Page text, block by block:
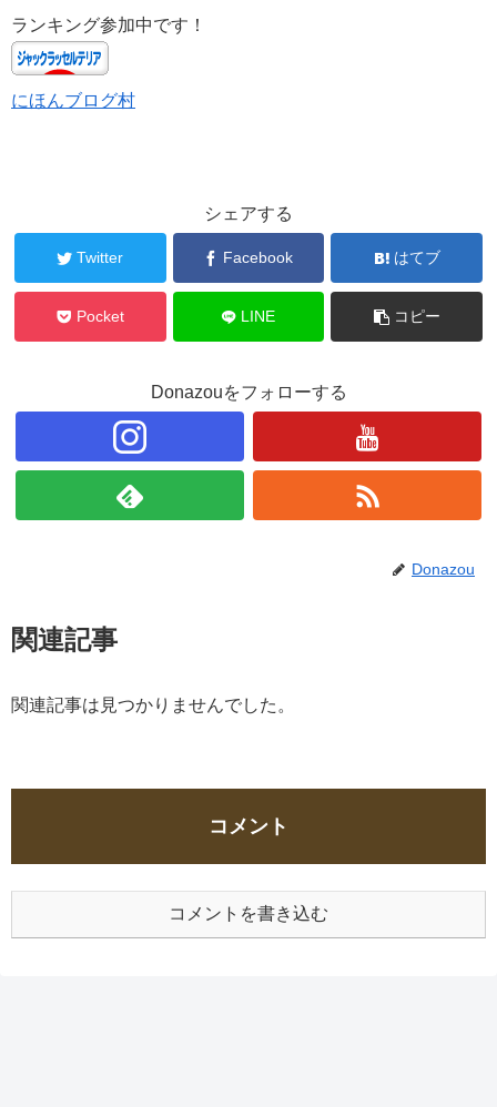
ランキング参加中です！
にほんブログ村
シェアする
Twitter Facebook はてブ
Pocket LINE コピー
Donazouをフォローする
Donazou
関連記事
関連記事は見つかりませんでした。
コメント
コメントを書き込む